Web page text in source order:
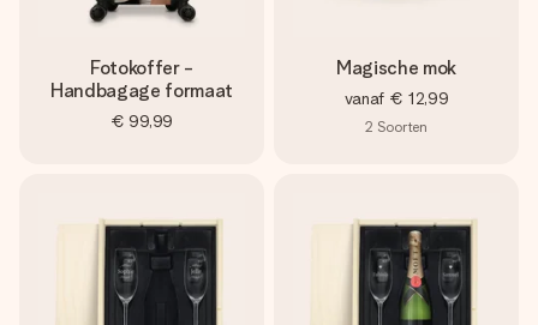
Fotokoffer -
Handbagage formaat
€ 99,99
Magische mok
vanaf € 12,99
2 Soorten